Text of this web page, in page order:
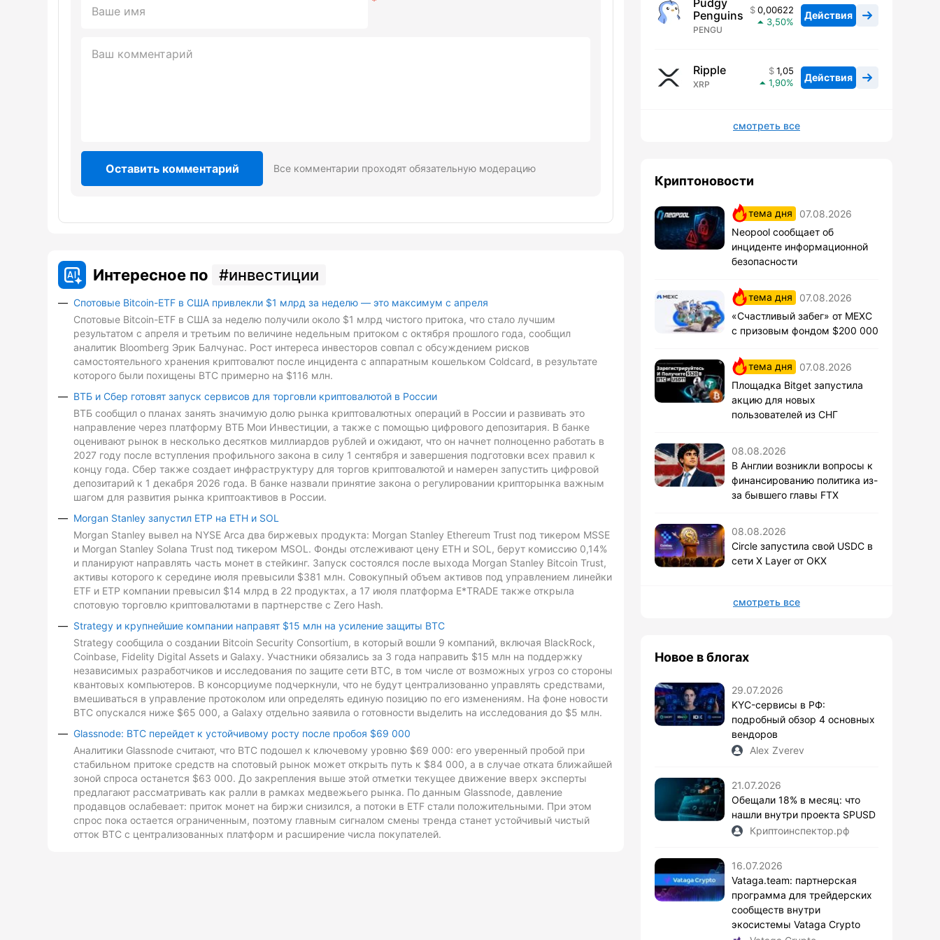
Оставить комментарий Все комментарии проходят обязательную модерацию
Интересное по инвестиции
Спотовые Bitcoin-ETF в США привлекли $1 млрд за неделю — это максимум с апреля
Спотовые Bitcoin-ETF в США за неделю получили около $1 млрд чистого притока, что стало лучшим
результатом с апреля и третьим по величине недельным притоком с октября прошлого года, сообщил
аналитик Bloomberg Эрик Балчунас. Рост интереса инвесторов совпал с обсуждением рисков
самостоятельного хранения криптовалют после инцидента с аппаратным кошельком Coldcard, в результате
которого были похищены BTC примерно на $116 млн.
ВТБ и Сбер готовят запуск сервисов для торговли криптовалютой в России
ВТБ сообщил о планах занять значимую долю рынка криптовалютных операций в России и развивать это
направление через платформу ВТБ Мои Инвестиции, а также с помощью цифрового депозитария. В банке
оценивают рынок в несколько десятков миллиардов рублей и ожидают, что он начнет полноценно работать в
2027 году после вступления профильного закона в силу 1 сентября и завершения подготовки всех правил к
концу года. Сбер также создает инфраструктуру для торгов криптовалютой и намерен запустить цифровой
депозитарий к 1 декабря 2026 года. В банке назвали принятие закона о регулировании крипторынка важным
шагом для развития рынка криптоактивов в России.
Morgan Stanley запустил ETP на ETH и SOL
Morgan Stanley вывел на NYSE Arca два биржевых продукта: Morgan Stanley Ethereum Trust под тикером MSSE
и Morgan Stanley Solana Trust под тикером MSOL. Фонды отслеживают цену ETH и SOL, берут комиссию 0,14%
и планируют направлять часть монет в стейкинг. Запуск состоялся после выхода Morgan Stanley Bitcoin Trust,
активы которого к середине июля превысили $381 млн. Совокупный объем активов под управлением линейки
ETF и ETP компании превысил $14 млрд в 22 продуктах, а 17 июля платформа E*TRADE также открыла
спотовую торговлю криптовалютами в партнерстве с Zero Hash.
Strategy и крупнейшие компании направят $15 млн на усиление защиты BTC
Strategy сообщила о создании Bitcoin Security Consortium, в который вошли 9 компаний, включая BlackRock,
Coinbase, Fidelity Digital Assets и Galaxy. Участники обязались за 3 года направить $15 млн на поддержку
независимых разработчиков и исследования по защите сети BTC, в том числе от возможных угроз со стороны
квантовых компьютеров. В консорциуме подчеркнули, что не будут централизованно управлять средствами,
вмешиваться в управление протоколом или определять единую позицию по его изменениям. На фоне новости
BTC опускался ниже $65 000, а Galaxy отдельно заявила о готовности выделить на исследования до $5 млн.
Glassnode: BTC перейдет к устойчивому росту после пробоя $69 000
Аналитики Glassnode считают, что BTC подошел к ключевому уровню $69 000: его уверенный пробой при
стабильном притоке средств на спотовый рынок может открыть путь к $84 000, а в случае отката ближайшей
зоной спроса останется $63 000. До закрепления выше этой отметки текущее движение вверх эксперты
предлагают рассматривать как ралли в рамках медвежьего рынка. По данным Glassnode, давление
продавцов ослабевает: приток монет на биржи снизился, а потоки в ETF стали положительными. При этом
спрос пока остается ограниченным, поэтому главным сигналом смены тренда станет устойчивый чистый
отток BTC с централизованных платформ и расширение числа покупателей.
Penguins
PENGU
0,00622
3,50
Действия
Ripple
XRP
1,05
1,90
Действия
смотреть все
Криптоновости
тема дня
07.08.2026
Neopool сообщает об
инциденте информационной
безопасности
тема дня
07.08.2026
«Счастливый забег» от MEXC
с призовым фондом $200 000
тема дня
07.08.2026
Площадка Bitget запустила
акцию для новых
пользователей из СНГ
08.08.2026
В Англии возникли вопросы к
финансированию политика из-
за бывшего главы FTX
08.08.2026
Circle запустила свой USDC в
сети X Layer от OKX
смотреть все
Новое в блогах
29.07.2026
KYC-сервисы в РФ:
подробный обзор 4 основных
вендоров
Alex Zverev
21.07.2026
Обещали 18% в месяц: что
нашли внутри проекта SPUSD
Криптоинспектор.рф
16.07.2026
Vataga.team: партнерская
программа для трейдерских
сообществ внутри
экосистемы Vataga Crypto